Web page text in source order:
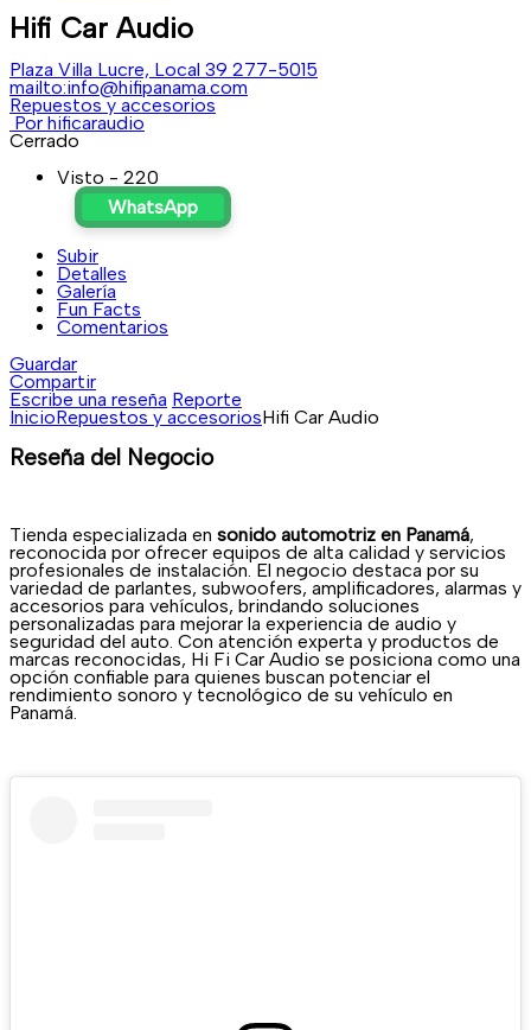
Hifi Car Audio
Plaza Villa Lucre, Local 39 277-5015
mailto:info@hifipanama.com
Repuestos y accesorios
Por hificaraudio
Cerrado
Visto - 220
WhatsApp
Subir
Detalles
Galería
Fun Facts
Comentarios
Guardar
Compartir
Escribe una reseña Reporte
InicioRepuestos y accesoriosHifi Car Audio
Reseña del Negocio
Tienda especializada en sonido automotriz en Panamá,
reconocida por ofrecer equipos de alta calidad y servicios
profesionales de instalación. El negocio destaca por su
variedad de parlantes, subwoofers, amplificadores, alarmas y
accesorios para vehículos, brindando soluciones
personalizadas para mejorar la experiencia de audio y
seguridad del auto. Con atención experta y productos de
marcas reconocidas, Hi Fi Car Audio se posiciona como una
opción confiable para quienes buscan potenciar el
rendimiento sonoro y tecnológico de su vehículo en
Panamá.